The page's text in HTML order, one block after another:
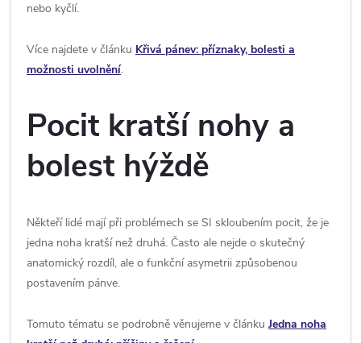
nebo kyčlí.
Více najdete v článku Křivá pánev: příznaky, bolesti a
možnosti uvolnění.
Pocit kratší nohy a
bolest hýždě
Někteří lidé mají při problémech se SI skloubením pocit, že je
jedna noha kratší než druhá. Často ale nejde o skutečný
anatomický rozdíl, ale o funkční asymetrii způsobenou
postavením pánve.
Tomuto tématu se podrobně věnujeme v článku Jedna noha